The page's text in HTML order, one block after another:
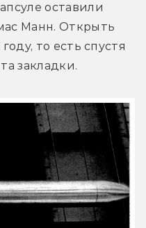
оставили
Манн. Открыть
то есть спустя
закладки.